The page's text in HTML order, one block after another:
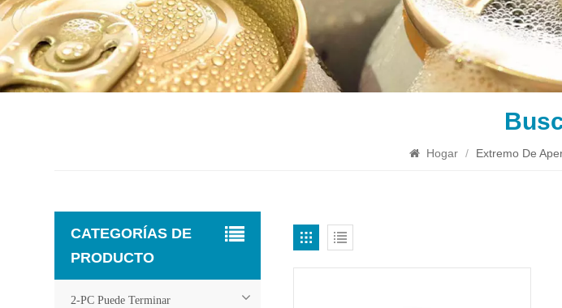
Hogar / Extremo De
CATEGORÍAS DE
PRODUCTO
2-PC Puede Terminar